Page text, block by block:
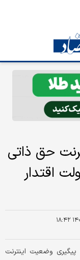
حق ذاتی
اقتدار
وضعیت اینترنت